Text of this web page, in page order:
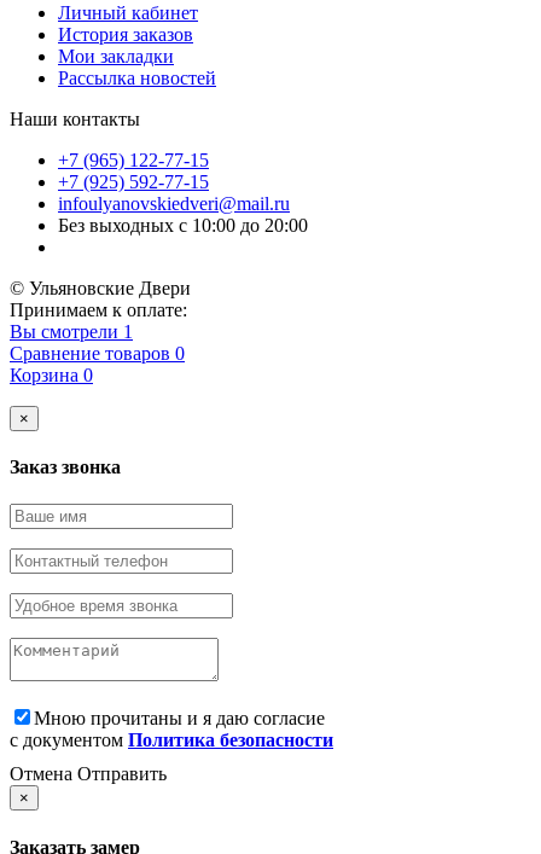
Личный кабинет
История заказов
Мои закладки
Рассылка новостей
Наши контакты
+7 (965) 122-77-15
+7 (925) 592-77-15
infoulyanovskiedveri@mail.ru
Без выходных с 10:00 до 20:00
© Ульяновские Двери
Принимаем к оплате:
Вы смотрели 1
Сравнение товаров 0
Корзина 0
×
Заказ звонка
Мною прочитаны и я даю согласие
с документом Политика безопасности
Отмена Отправить
×
Заказать замер